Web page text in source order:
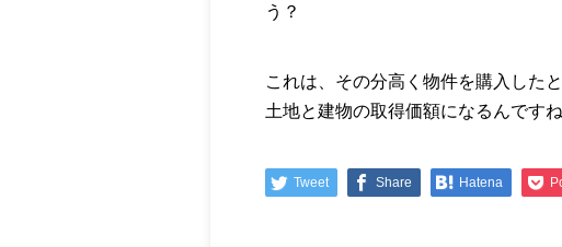
う？
これは、その分高く物件を購入した
土地と建物の取得価額になるんですね
Tweet Share Hatena